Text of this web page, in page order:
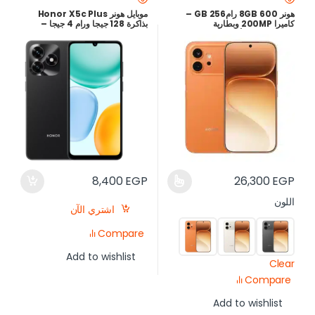
هونر 600 8GB رام256 GB –
كاميرا 200MP وبطارية
26,300EGP
اللون
Clear
Compare
Add to wishlist
موبايل هونر Honor X5c Plus
بذاكرة 128 جيجا ورام 4 جيجا –
بوصة – أسود
8,400EGP
اشتري الآن
Compare
Add to wishlist